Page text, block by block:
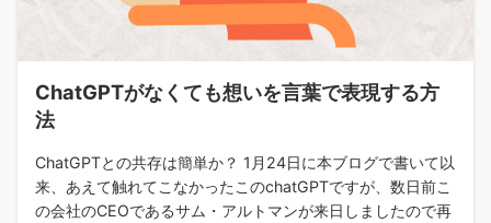
ChatGPTがなくても想いを言葉で表現する方
法
ChatGPTとの共存は簡単か？ 1月24日に本ブログで書いて以
来、あえて触れてこなかったこのchatGPTですが、数日前こ
の会社のCEOであるサム・アルトマンが来日しましたので再